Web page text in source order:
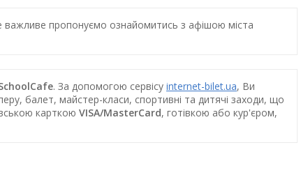
важливе пропонуємо ознайомитись з афішою міста
. За допомогою сервісу internet-bilet.ua, Ви
балет, майстер-класи, спортивні та дитячі заходи, що
карткою VISA/MasterCard, готівкою або кур'єром,